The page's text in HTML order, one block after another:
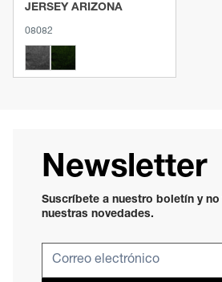
JERSEY ARIZONA
08082
Newsletter
Suscríbete a nuestro boletín y
nuestras novedades.